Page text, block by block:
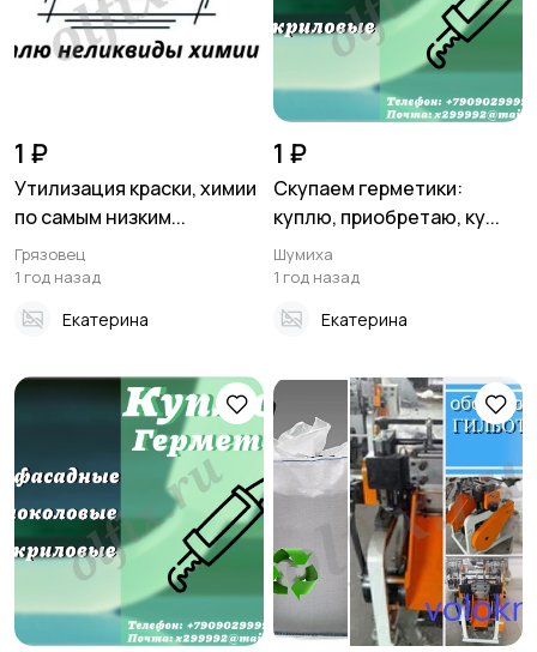
1 ₽
Утилизация краски, химии
по самым низким...
Грязовец
1 год назад
Екатерина
1 ₽
Скупаем герметики:
куплю, приобретаю, ку...
Шумиха
1 год назад
Екатерина